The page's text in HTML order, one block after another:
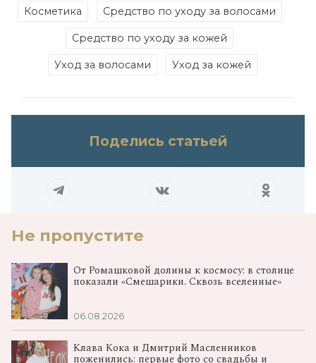
Косметика Средство по уходу за волосами
Средство по уходу за кожей
Уход за волосами Уход за кожей
Поделись статьей
Не пропустите
От Ромашковой долины к космосу: в столице
показали «Смешарики. Сквозь вселенные»
06.08.2026
Клава Кока и Дмитрий Масленников
поженились: первые фото со свадьбы и